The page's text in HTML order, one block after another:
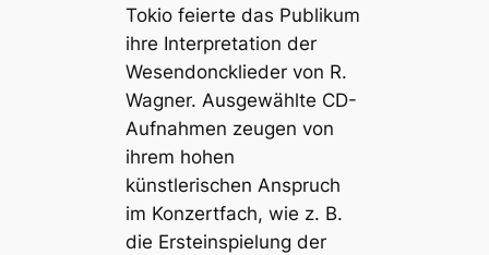
Tokio feierte das Publikum
ihre Interpretation der
Wesendoncklieder von R.
Wagner. Ausgewählte CD-
Aufnahmen zeugen von
ihrem hohen
künstlerischen Anspruch
im Konzertfach, wie z. B.
die Ersteinspielung der